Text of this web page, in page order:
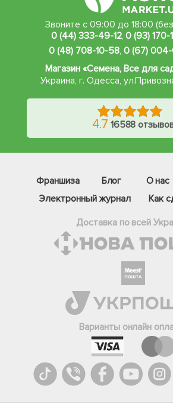
Звоните с 09:00 до 18:00
0 (44) 333-49-12,0 (93)
0 (48) 708-10-58, 0 (67)
Магазин «Семена, Все для
Украина, г. Одесса,
4.7 16588
Франшиза Блог О нас
Электронный журнал
Как
Доставка по всей
Варианты онлайн